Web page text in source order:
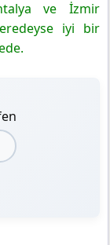
ve İzmir
iyi bir